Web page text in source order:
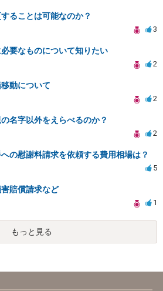
ることは可能なのか？
3
要なものについて知りたい
2
動について
2
名字以外をえらべるのか？
2
の慰謝料請求を依頼する費用相場は？
5
賠償請求など
1
もっと見る